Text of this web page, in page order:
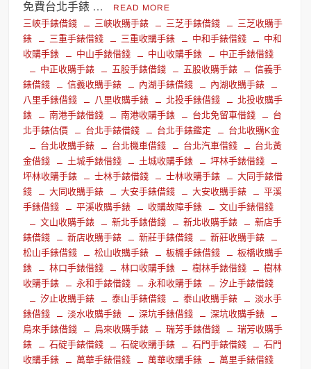
免費台北手錶 … READ MORE
三峽手錶借錢 三峽收購手錶 三芝手錶借錢
三芝收購手
錶
三重手錶借錢 三重收購手錶 中和手錶借錢
中和
收購手錶
中山手錶借錢 中山收購手錶
中正手錶借錢
中正收購手錶
五股手錶借錢 五股收購手錶
信義手
錶借錢
信義收購手錶 內湖手錶借錢
內湖收購手錶
八里手錶借錢
八里收購手錶 北投手錶借錢
北投收購手
錶
南港手錶借錢 南港收購手錶 台北免留車借錢
台
北手錶估價
台北手錶借錢 台北手錶鑑定
台北收購K金
台北收購手錶
台北機車借錢 台北汽車借錢
台北黃
金借錢
土城手錶借錢 土城收購手錶
坪林手錶借錢
坪林收購手錶
士林手錶借錢 士林收購手錶
大同手錶借
錢
大同收購手錶 大安手錶借錢 大安收購手錶
平溪
手錶借錢
平溪收購手錶 收購故障手錶
文山手錶借錢
文山收購手錶
新北手錶借錢 新北收購手錶
新店手
錶借錢
新店收購手錶 新莊手錶借錢
新莊收購手錶
松山手錶借錢
松山收購手錶 板橋手錶借錢
板橋收購手
錶
林口手錶借錢 林口收購手錶 樹林手錶借錢
樹林
收購手錶
永和手錶借錢 永和收購手錶
汐止手錶借錢
汐止收購手錶
泰山手錶借錢 泰山收購手錶
淡水手
錶借錢
淡水收購手錶 深坑手錶借錢
深坑收購手錶
烏來手錶借錢
烏來收購手錶 瑞芳手錶借錢
瑞芳收購手
錶
石碇手錶借錢 石碇收購手錶 石門手錶借錢
石門
收購手錶
萬華手錶借錢 萬華收購手錶
萬里手錶借錢